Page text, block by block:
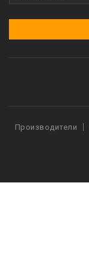
Производители